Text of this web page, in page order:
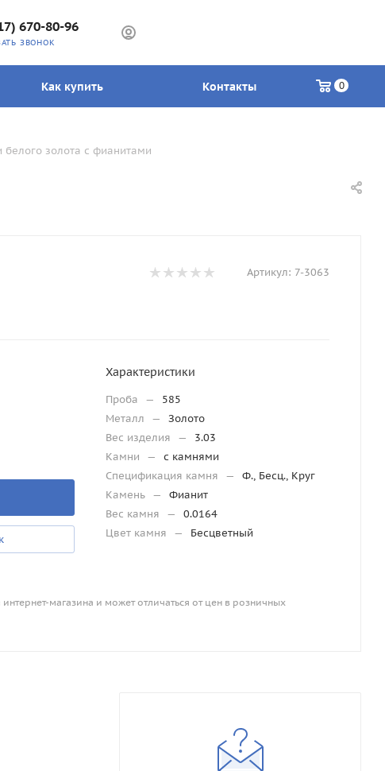
670-80-96
ЗВОНОК
0
Как купить Контакты
белого золота с фианитами
Артикул: 7-3063
Характеристики
Проба —
585
Металл
—
Золото
Вес изделия
—
3.03
Камни
—
с камнями
Спецификация камня
—
Ф., Бесц., Круг
Камень —
Фианит
Вес камня
—
0.0164
Цвет камня
— Бесцветный
интернет-магазина и может отличаться от цен в розничных